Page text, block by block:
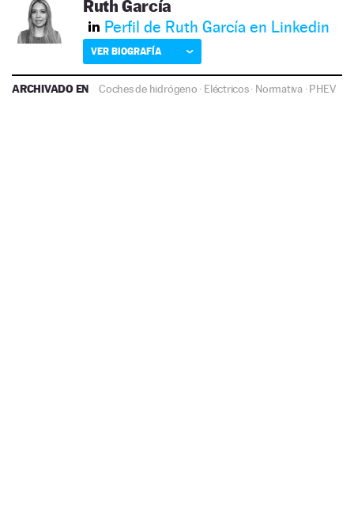
Ruth García
Perfil de Ruth García en Linkedin
VER BIOGRAFÍA
ARCHIVADO EN Coches de hidrógeno · Eléctricos· Normativa·PHEV